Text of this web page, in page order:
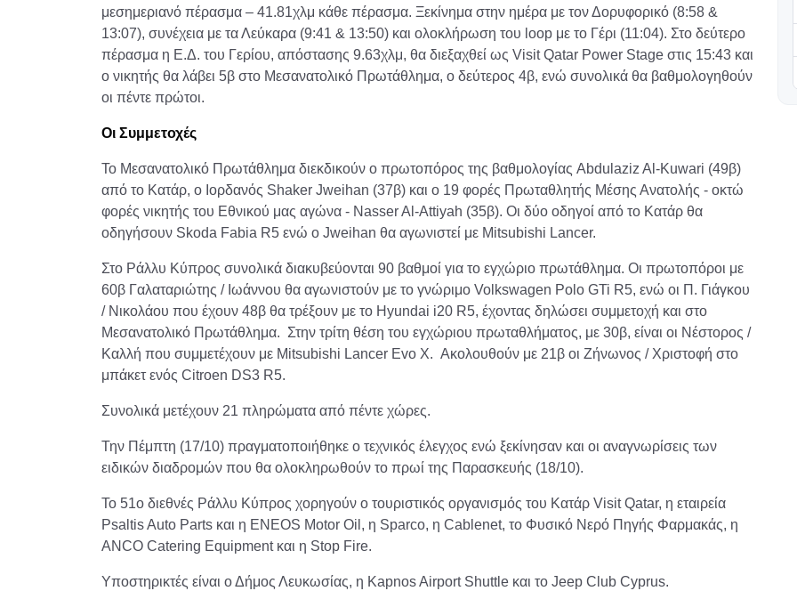
μεσημεριανό πέρασμα – 41.81χλμ κάθε πέρασμα. Ξεκίνημα στην ημέρα με τον Δορυφορικό (8:58 &
13:07), συνέχεια με τα Λεύκαρα (9:41 & 13:50) και ολοκλήρωση του loop με το Γέρι (11:04). Στο δεύτερο
πέρασμα η Ε.Δ. του Γερίου, απόστασης 9.63χλμ, θα διεξαχθεί ως Visit Qatar Power Stage στις 15:43 και
ο νικητής θα λάβει 5β στο Μεσανατολικό Πρωτάθλημα, ο δεύτερος 4β, ενώ συνολικά θα βαθμολογηθούν
οι πέντε πρώτοι.
Οι Συμμετοχές
Το Μεσανατολικό Πρωτάθλημα διεκδικούν ο πρωτοπόρος της βαθμολογίας Abdulaziz Al-Kuwari (49β)
από το Κατάρ, ο Ιορδανός Shaker Jweihan (37β) και ο 19 φορές Πρωταθλητής Μέσης Ανατολής - οκτώ
φορές νικητής του Εθνικού μας αγώνα - Nasser Al-Attiyah (35β). Οι δύο οδηγοί από το Κατάρ θα
οδηγήσουν Skoda Fabia R5 ενώ ο Jweihan θα αγωνιστεί με Mitsubishi Lancer.
Στο Ράλλυ Κύπρος συνολικά διακυβεύονται 90 βαθμοί για το εγχώριο πρωτάθλημα. Οι πρωτοπόροι με
60β Γαλαταριώτης / Ιωάννου θα αγωνιστούν με το γνώριμο Volkswagen Polo GTi R5, ενώ οι Π. Γιάγκου
/ Νικολάου που έχουν 48β θα τρέξουν με το Hyundai i20 R5, έχοντας δηλώσει συμμετοχή και στο
Μεσανατολικό Πρωτάθλημα. Στην τρίτη θέση του εγχώριου πρωταθλήματος, με 30β, είναι οι Νέστορος /
Καλλή που συμμετέχουν με Mitsubishi Lancer Evo X. Ακολουθούν με 21β οι Ζήνωνος / Χριστοφή στο
μπάκετ ενός Citroen DS3 R5.
Συνολικά μετέχουν 21 πληρώματα από πέντε χώρες.
Την Πέμπτη (17/10) πραγματοποιήθηκε ο τεχνικός έλεγχος ενώ ξεκίνησαν και οι αναγνωρίσεις των
ειδικών διαδρομών που θα ολοκληρωθούν το πρωί της Παρασκευής (18/10).
Το 51ο διεθνές Ράλλυ Κύπρος χορηγούν ο τουριστικός οργανισμός του Κατάρ Visit Qatar, η εταιρεία
Psaltis Auto Parts και η ENEOS Motor Oil, η Sparco, η Cablenet, το Φυσικό Νερό Πηγής Φαρμακάς, η
ANCO Catering Equipment και η Stop Fire.
Υποστηρικτές είναι ο Δήμος Λευκωσίας, η Kapnos Airport Shuttle και το Jeep Club Cyprus.